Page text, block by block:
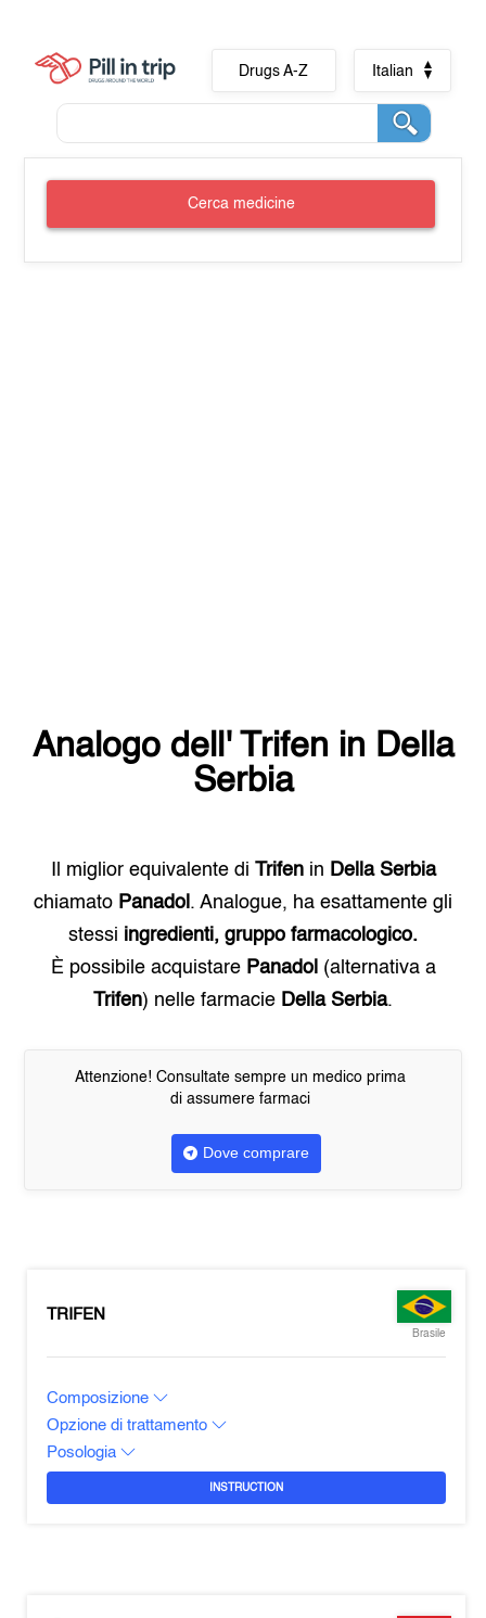
Drugs A-Z Italian
Cerca medicine
Analogo dell' Trifen in Della
Serbia
Il miglior equivalente di Trifenin Della Serbia
chiamato Panadol . Analogue, ha esattamente gli
stessi ingredienti, gruppo farmacologico.
È possibile acquistare Panadol (alternativa a
Trifen) nelle farmacie Della Serbia.
Attenzione! Consultate sempre un medico prima
di assumere farmaci
Dove comprare
TRIFEN
Brasile
Composizione
Opzione di trattamento
Posologia
INSTRUCTION